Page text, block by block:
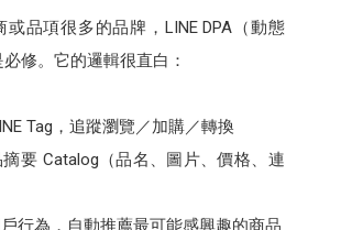
或品項很多的品牌，LINE DPA（動態
修。它的邏輯很直白：
Tag，追蹤瀏覽／加購／轉換
要 Catalog（品名、圖片、價格、連